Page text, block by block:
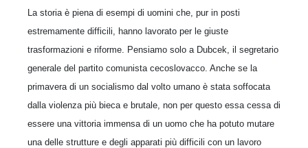
La storia è piena di esempi di uomini che, pur in posti
estremamente difficili, hanno lavorato per le giuste
trasformazioni e riforme. Pensiamo solo a Dubcek, il segretario
generale del partito comunista cecoslovacco. Anche se la
primavera di un socialismo dal volto umano è stata soffocata
dalla violenza più bieca e brutale, non per questo essa cessa di
essere una vittoria immensa di un uomo che ha potuto mutare
una delle strutture e degli apparati più difficili con un lavoro